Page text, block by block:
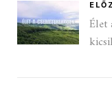
Élet